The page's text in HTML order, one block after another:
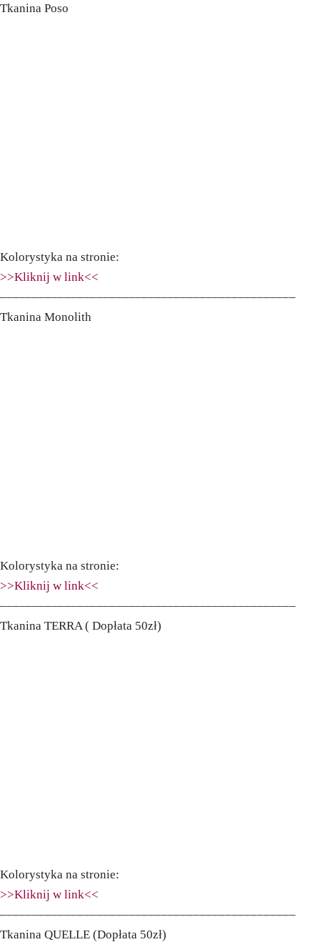
Tkanina Poso
Kolorystyka na stronie:
>>Kliknij w link<<
––––––––––––––––––––––––––––––––––––––––––––––
Tkanina Monolith
Kolorystyka na stronie:
>>Kliknij w link<<
––––––––––––––––––––––––––––––––––––––––––––––
Tkanina TERRA ( Dopłata 50zł)
Kolorystyka na stronie:
>>Kliknij w link<<
––––––––––––––––––––––––––––––––––––––––––––––
Tkanina QUELLE (Dopłata 50zł)